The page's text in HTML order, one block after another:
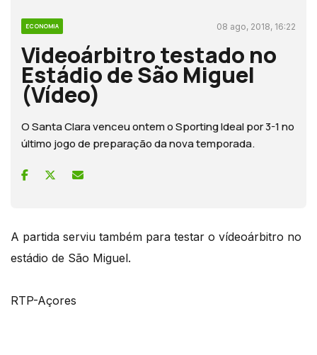
ECONOMIA 08 ago, 2018, 16:22
Videoárbitro testado no
Estádio de São Miguel
(Vídeo)
O Santa Clara venceu ontem o Sporting Ideal por 3-1 no
último jogo de preparação da nova temporada.
A partida serviu também para testar o vídeoárbitro no
estádio de São Miguel.
RTP-Açores